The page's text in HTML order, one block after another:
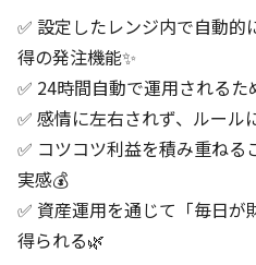
✅ 設定したレンジ内で自動
得の発注機能✨
✅ 24時間自動で運用される
✅ 感情に左右されず、ルー
✅ コツコツ利益を積み重ねる
実感💰
✅ 資産運用を通じて「毎日が
得られる🌿